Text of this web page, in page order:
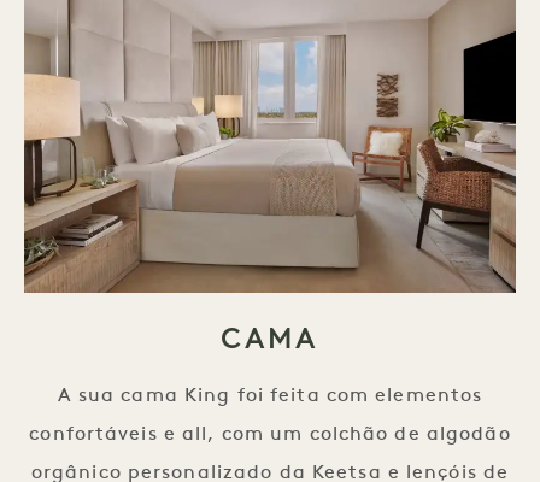
CAMA
A sua cama King foi feita com elementos
confortáveis e all, com um colchão de algodão
orgânico personalizado da Keetsa e lençóis de